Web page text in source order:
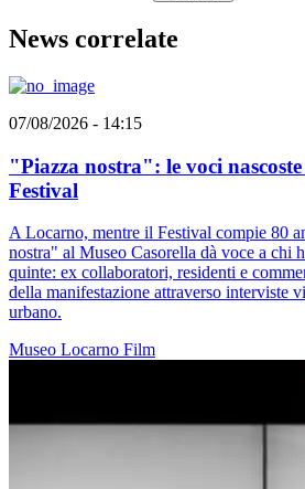
News correlate
07/08/2026 - 14:15
"Piazza nostra": le voci
Festival
A Locarno, mentre il Festival compie 80
nostra" al Museo Casorella dà voce a chi
quinte: ex collaboratori, residenti e
della manifestazione attraverso interviste
urbano.
Museo Locarno Film